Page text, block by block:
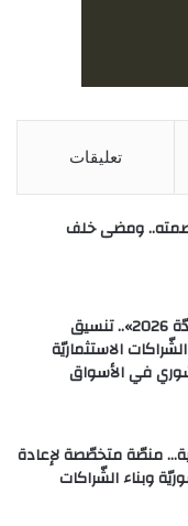
تعليقات
ومضى خلف
استعداداً لـ«سيريكس جدّة 2026».. تنسيق
الاستثماريّة
في الأسواق
منصّة متخصّصة لإعادة
وبناء الشّراكات